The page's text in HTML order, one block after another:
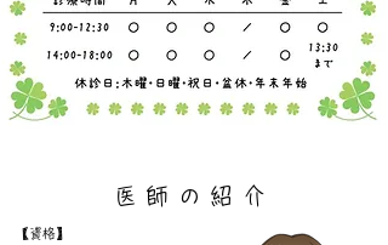
医師の 紹介
【資格】